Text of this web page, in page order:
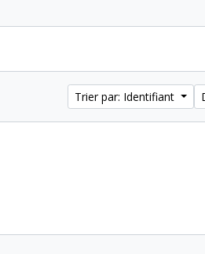
Trier par: Identifiant